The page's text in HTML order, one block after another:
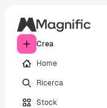
Crea
Home
Ricerca
Stock